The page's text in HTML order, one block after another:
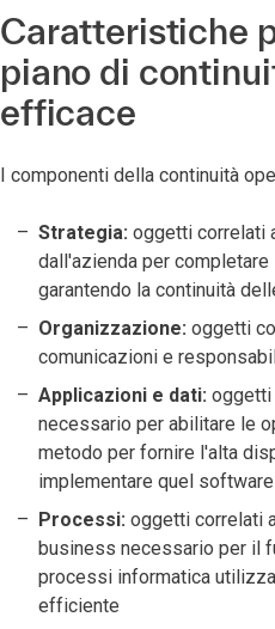
Caratteristiche
piano di
efficace
I componenti della continuità
Strategia: oggetti correlati
dall'azienda per
garantendo la continuità
Organizzazione: oggetti
comunicazioni e
Applicazioni e dati: oggetti
necessario per abilitare le
metodo per fornire l'alta
implementare quel software
Processi: oggetti correlati
business necessario per il
processi informatica
efficiente